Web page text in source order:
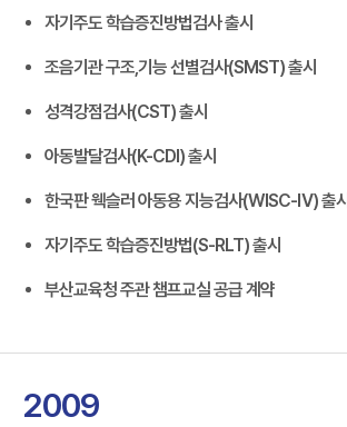
자기주도 학습증진방법검사 출시
조음기관 구조,기능 선별검사(SMST) 출시
성격강점검사(CST) 출시
아동발달검사(K-CDI) 출시
한국판 웩슬러 아동용 지능검사(WISC-Ⅳ) 출시
자기주도 학습증진방법(S-RLT) 출시
부산교육청 주관 챔프교실 공급 계약
2009